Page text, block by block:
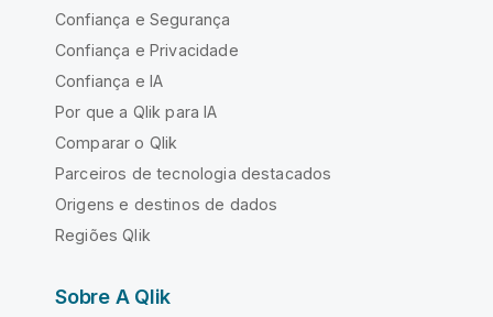
Confiança e Segurança
Confiança e Privacidade
Confiança e IA
Por que a Qlik para IA
Comparar o Qlik
Parceiros de tecnologia destacados
Origens e destinos de dados
Regiões Qlik
Sobre A Qlik